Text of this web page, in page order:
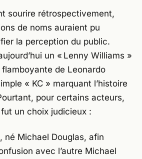
sourire rétrospectivement,
de noms auraient pu
la perception du public.
un « Lenny Williams »
de Leonardo
« KC » marquant l’histoire
pour certains acteurs,
un choix judicieux :
, né Michael Douglas, afin
avec l’autre Michael